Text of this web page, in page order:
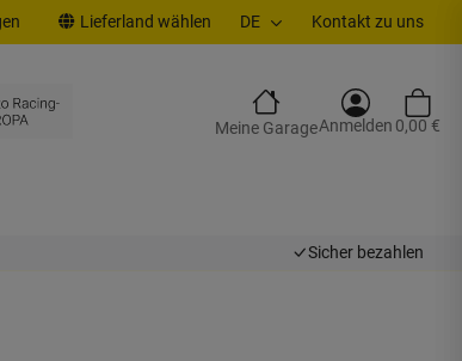
Lieferland wählen DE Kontakt zu uns
Meine GarageAnmelden 0,00 €
Sicher bezahlen